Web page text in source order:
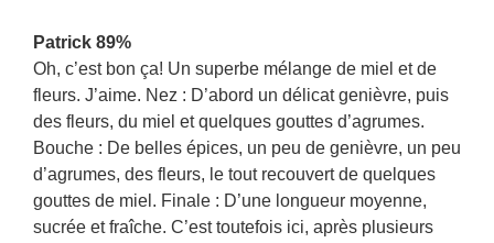
Patrick 89%
Oh, c’est bon ça! Un superbe mélange de miel et de
fleurs. J’aime. Nez : D’abord un délicat genièvre, puis
des fleurs, du miel et quelques gouttes d’agrumes.
Bouche : De belles épices, un peu de genièvre, un peu
d’agrumes, des fleurs, le tout recouvert de quelques
gouttes de miel. Finale : D’une longueur moyenne,
sucrée et fraîche. C’est toutefois ici, après plusieurs